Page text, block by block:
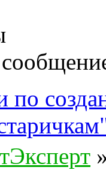
по